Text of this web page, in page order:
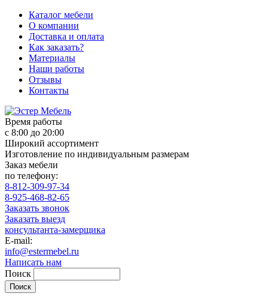
Каталог мебели
О компании
Доставка и оплата
Как заказать?
Материалы
Наши работы
Отзывы
Контакты
Время работы
с 8:00 до 20:00
Широкий ассортимент
Изготовление по индивидуальным размерам
Заказ мебели
по телефону:
8-812-309-97-34
8-925-468-82-65
Заказать звонок
Заказать выезд
консультанта-замерщика
E-mail:
info@estermebel.ru
Написать нам
Поиск